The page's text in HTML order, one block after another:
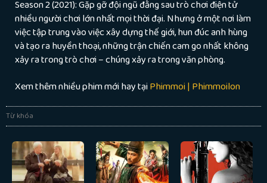
Season 2 (2021): Gặp gỡ đội ngũ đằng sau trò chơi điện tử
nhiều người chơi lớn nhất mọi thời đại. Nhưng ở một nơi làm
việc tập trung vào việc xây dựng thế giới, hun đúc anh hùng
và tạo ra huyền thoại, những trận chiến cam go nhất không
xảy ra trong trò chơi – chúng xảy ra trong văn phòng.
Xem thêm nhiều phim mới hay tạiPhimmoi | Phimmoilon
Từ khóa